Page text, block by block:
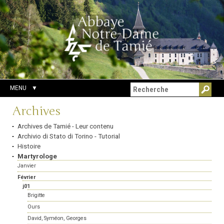
Aller
au
contenu.
|
Aller
à
la
navigation
Outils
personnels
Chercher par
Recherche
avancée…
MENU
Navigation
Archives
Archives de Tamié - Leur contenu
Archivio di Stato di Torino - Tutorial
Histoire
Martyrologe
Janvier
Février
j01
Brigitte
Ours
David, Syméon, Georges